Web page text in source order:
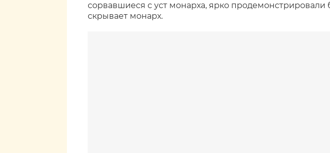
сорвавшиеся с уст монарха, ярко продемонстрировали
скрывает монарх.